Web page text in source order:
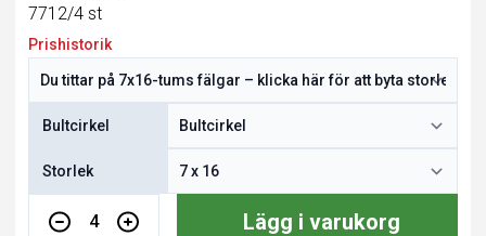
7712/4 st
Prishistorik
Bultcirkel
Storlek
4 Lägg i varukorg